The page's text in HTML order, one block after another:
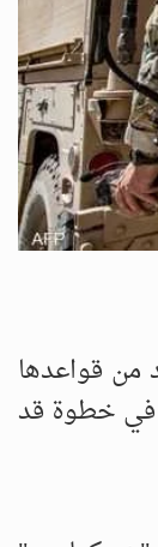
من قواعدها
في خطوة قد